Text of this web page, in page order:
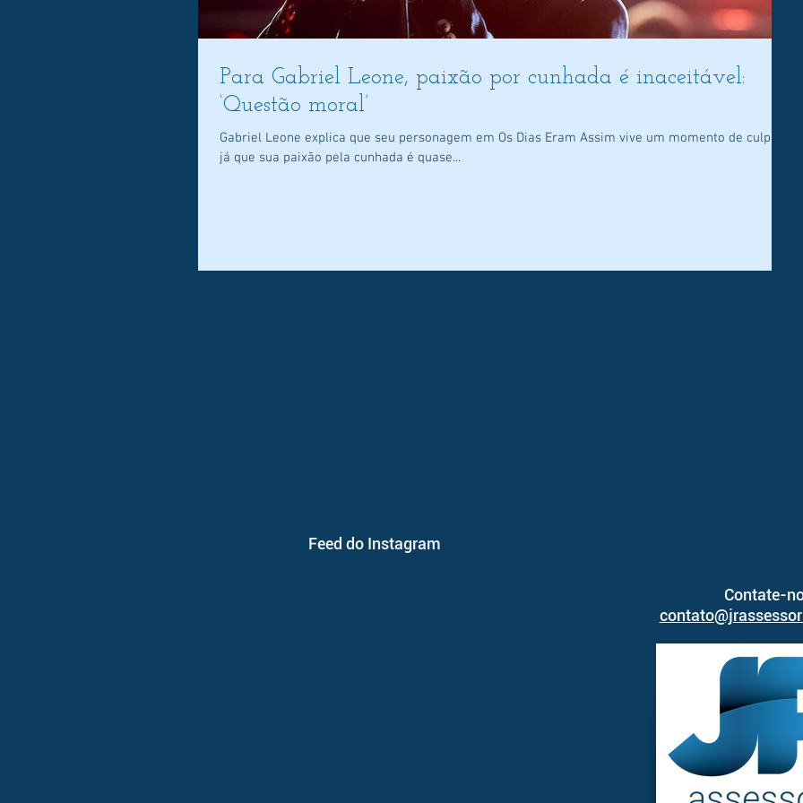
Para Gabriel Leone, paixão por cunhada é inaceitável:
‘Questão moral’
Gabriel Leone explica que seu personagem em Os Dias Eram Assim vive um momento de culpa,
já que sua paixão pela cunhada é quase...
Feed do Instagram
Contate-